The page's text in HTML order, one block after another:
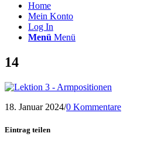
Home
Mein Konto
Log In
Menü Menü
14
18. Januar 2024/0 Kommentare
Eintrag teilen